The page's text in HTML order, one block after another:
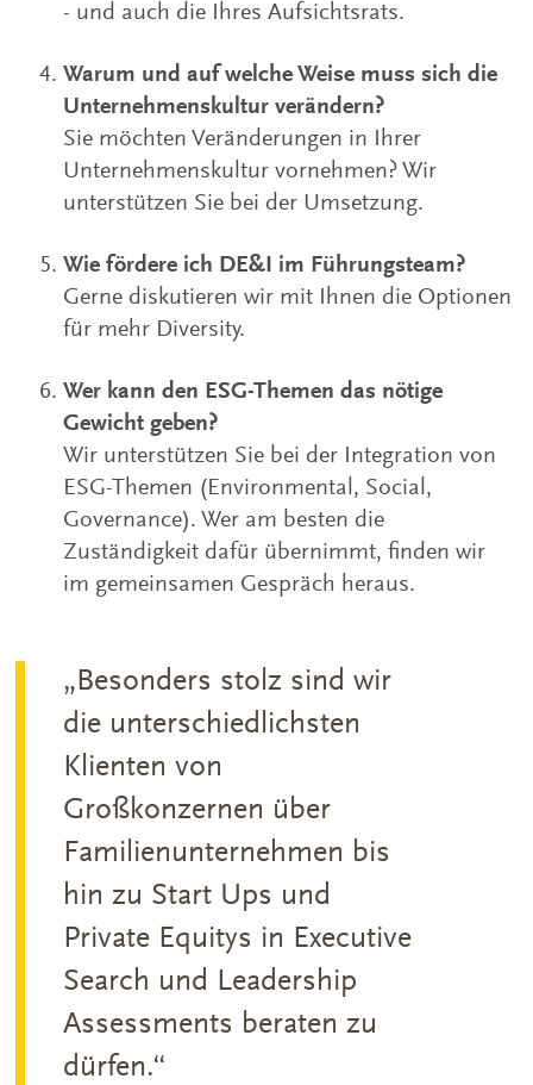
- und auch die Ihres Aufsichtsrats.
Warum und auf welche Weise muss sich die
Unternehmenskultur verändern?
Sie möchten Veränderungen in Ihrer
Unternehmenskultur vornehmen? Wir
unterstützen Sie bei der Umsetzung.
Wie fördere ich DE&I im Führungsteam?
Gerne diskutieren wir mit Ihnen die Optionen
für mehr Diversity.
Wer kann den ESG-Themen das nötige
Gewicht geben?
Wir unterstützen Sie bei der Integration von
ESG-Themen (Environmental, Social,
Governance). Wer am besten die
Zuständigkeit dafür übernimmt, finden wir
im gemeinsamen Gespräch heraus.
„Besonders stolz sind wir
die unterschiedlichsten
Klienten von
Großkonzernen über
Familienunternehmen bis
hin zu Start Ups und
Private Equitys in Executive
Search und Leadership
Assessments beraten zu
dürfen.“